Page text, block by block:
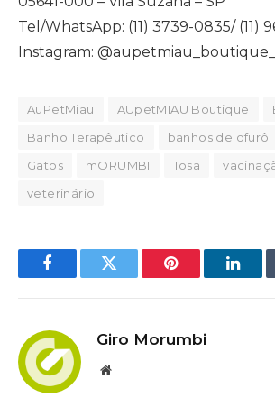
Tel/WhatsApp: (11) 3739-0835/ (11)
Instagram:
AuPetMiau AUpetMIAU Boutique
Banho Terapêutico
banhos de ofurô
Gatos
mORUMBI Tosa
veterinário
FacebookTwitter Pinterest
Giro Morumbi
Website